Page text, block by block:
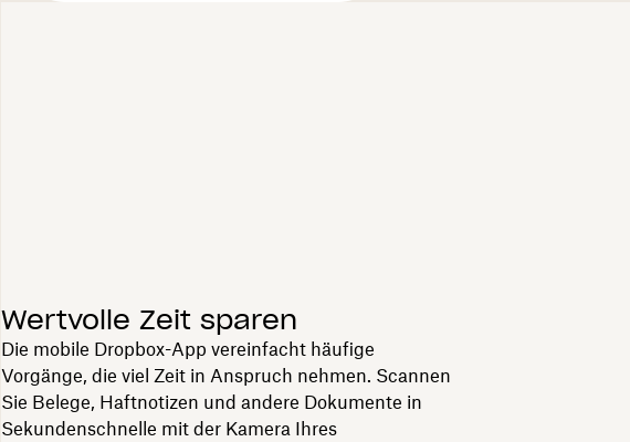
Wertvolle Zeit sparen
Die mobile Dropbox-App vereinfacht häufige
Vorgänge, die viel Zeit in Anspruch nehmen. Scannen
Sie Belege, Haftnotizen und andere Dokumente in
Sekundenschnelle mit der Kamera Ihres